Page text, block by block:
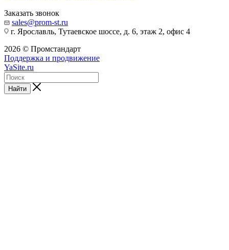
Заказать звонок
sales@prom-st.ru
г. Ярославль, Тутаевское шоссе, д. 6, этаж 2, офис 4
2026 © Промстандарт
Поддержка и продвижение
YaSite.ru
Найти